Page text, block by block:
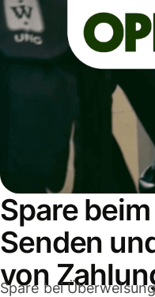
Spare
Senden
von
Spare bei